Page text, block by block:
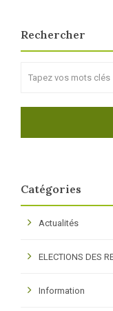
Rechercher
Catégories
Actualités
ELECTIONS DES
Information